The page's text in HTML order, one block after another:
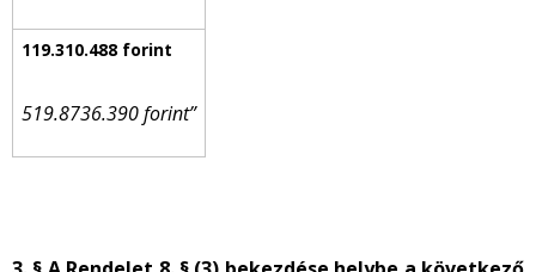
519.8736.390 forint”